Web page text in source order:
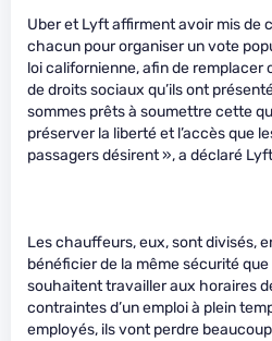
Uber et Lyft affirment avoir mis de
chacun pour organiser un vote
loi californienne, afin de remplacer
de droits sociaux qu’ils ont
sommes prêts à soumettre cette
préserver la liberté et l’accès que
passagers désirent », a déclaré
Les chauffeurs, eux, sont divisés,
bénéficier de la même sécurité
souhaitent travailler aux horaires
contraintes d’un emploi à plein
employés, ils vont perdre